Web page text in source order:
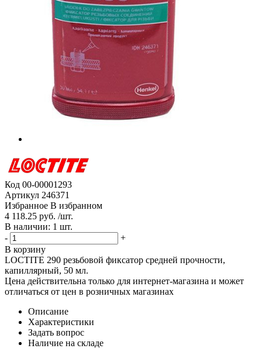
Код 00-00001293
Артикул 246371
Избранное В избранном
4 118.25 руб. /шт.
В наличии: 1 шт.
-
+
В корзину
LOCTITE 290 резьбовой фиксатор средней прочности,
капиллярный, 50 мл.
Цена действительна только для интернет-магазина и может
отличаться от цен в розничных магазинах
Описание
Характеристики
Задать вопрос
Наличие на складе